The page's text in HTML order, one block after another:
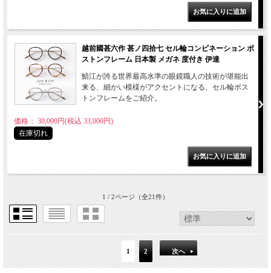
越前國甚六作 甚ノ四拾七 セル輪コンビネーション ボ
ストンフレーム 日本製 メガネ 度付き 伊達
鯖江が誇る世界最高水準の眼鏡職人の技術が堪能出
来る、細かい模様がアクセントになる、セル輪ボス
トンフレームをご紹介。
価格： 30,000円(税込 33,000円)
在庫切れ
1 / 2ページ（全21件）
1 2 次へ